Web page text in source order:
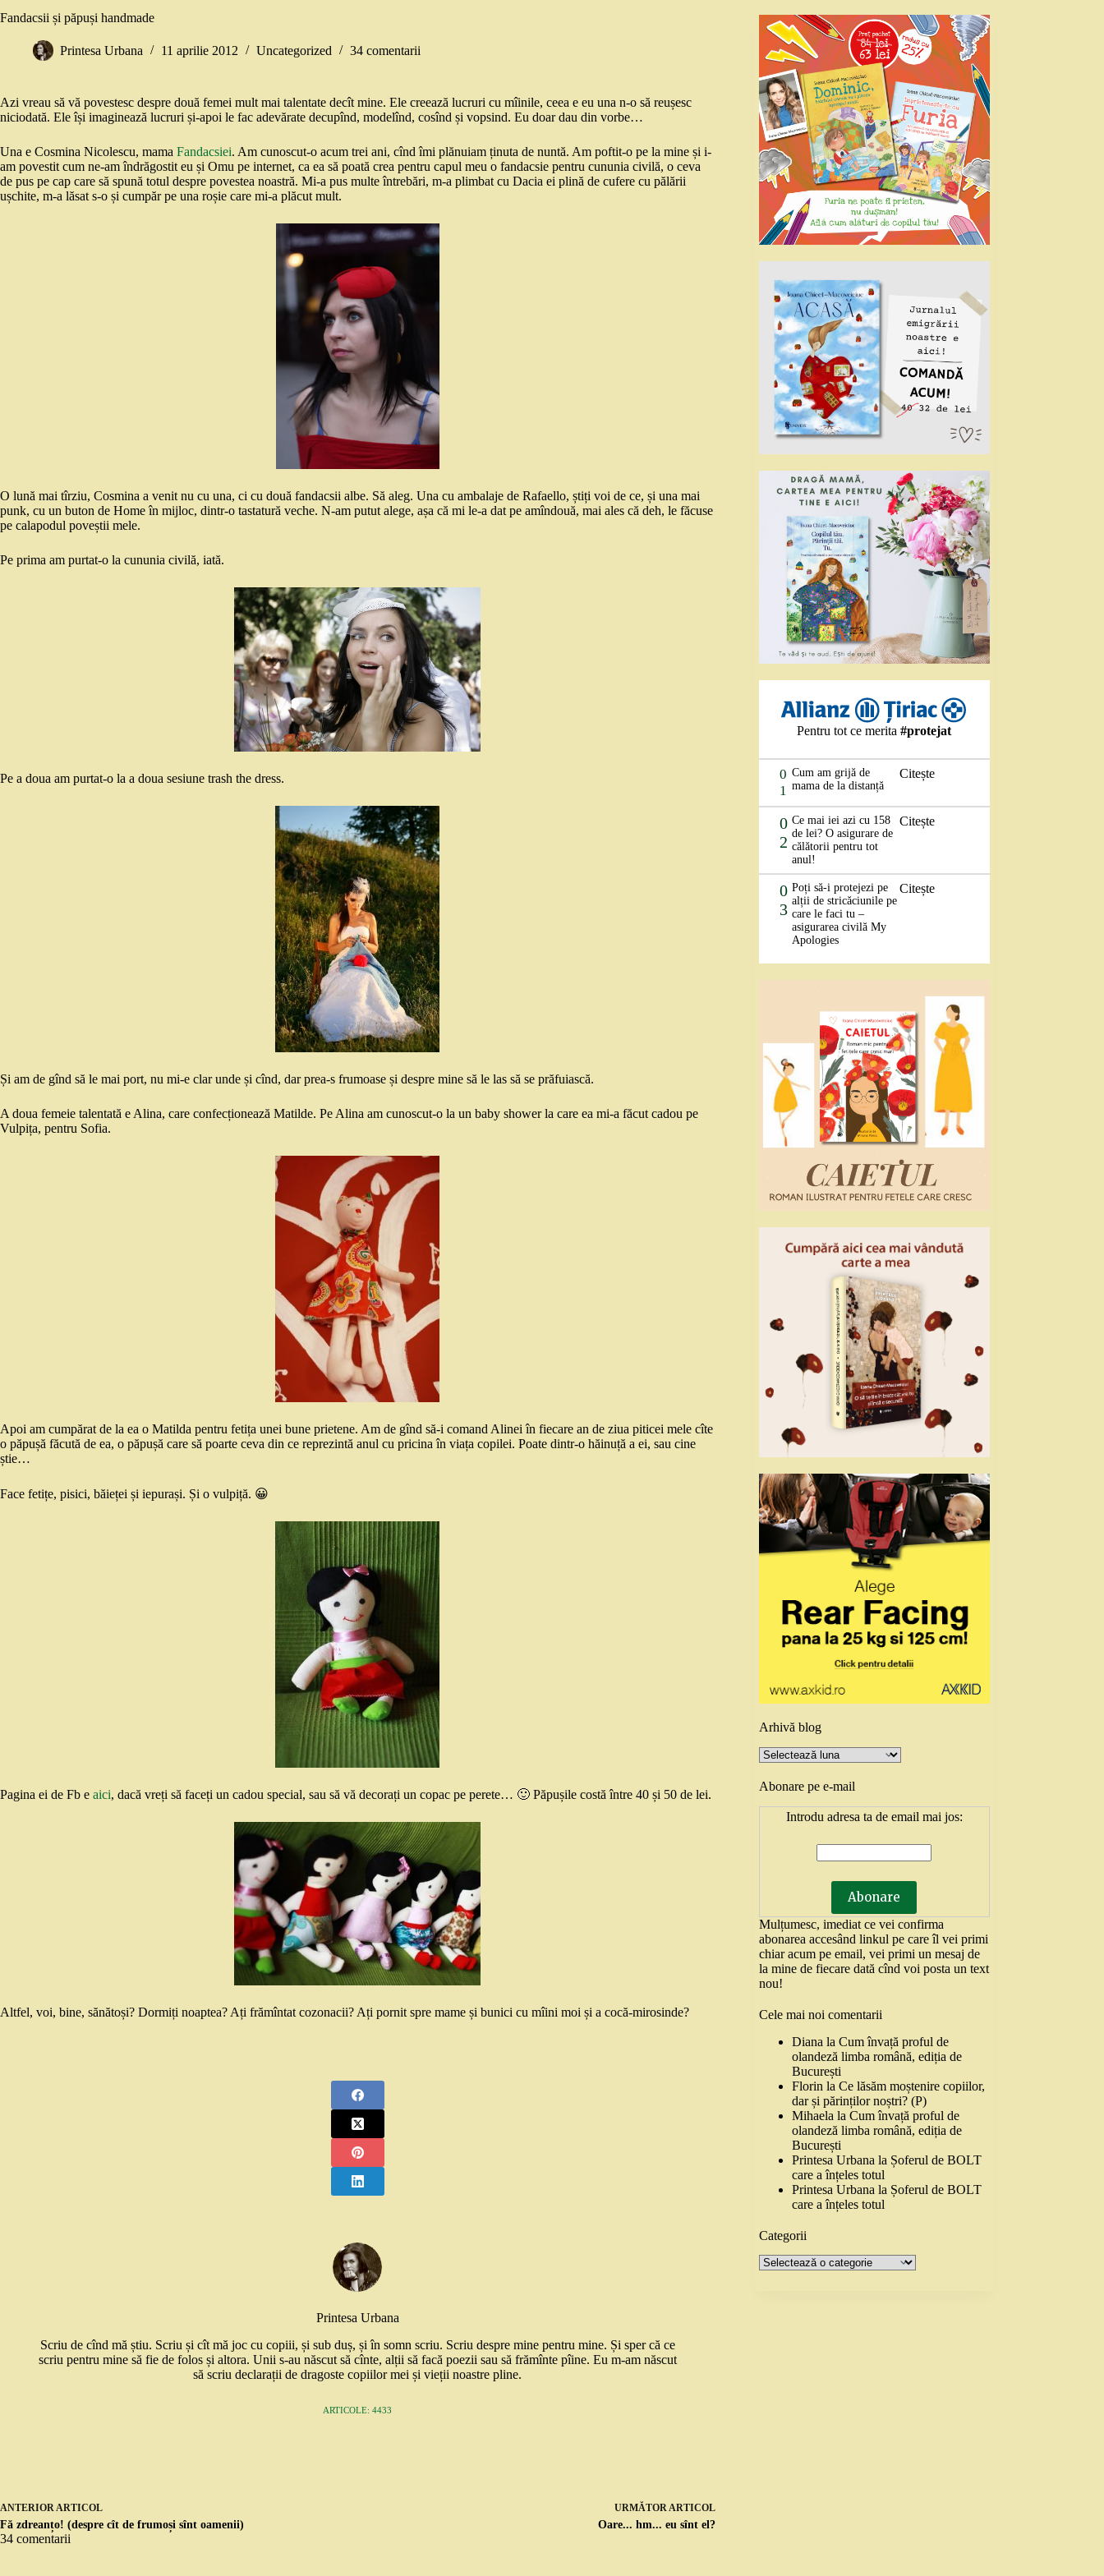
Fandacsii și păpuși handmade
Printesa Urbana 11 aprilie 2012 Uncategorized 34 comentarii
Azi vreau să vă povestesc despre două femei mult mai talentate decît mine. Ele creează lucruri cu mîinile, ceea e eu una n-o să reușesc
niciodată. Ele își imaginează lucruri și-apoi le fac adevărate decupînd, modelînd, cosînd și vopsind. Eu doar dau din vorbe…
Una e Cosmina Nicolescu, mama Fandacsiei. Am cunoscut-o acum trei ani, cînd îmi plănuiam ținuta de nuntă. Am poftit-o pe la mine și i-
am povestit cum ne-am îndrăgostit eu și Omu pe internet, ca ea să poată crea pentru capul meu o fandacsie pentru cununia civilă, o ceva
de pus pe cap care să spună totul despre povestea noastră. Mi-a pus multe întrebări, m-a plimbat cu Dacia ei plină de cufere cu pălării
ușchite, m-a lăsat s-o și cumpăr pe una roșie care mi-a plăcut mult.
O lună mai tîrziu, Cosmina a venit nu cu una, ci cu două fandacsii albe. Să aleg. Una cu ambalaje de Rafaello, știți voi de ce, și una mai
punk, cu un buton de Home în mijloc, dintr-o tastatură veche. N-am putut alege, așa că mi le-a dat pe amîndouă, mai ales că deh, le făcuse
pe calapodul poveștii mele.
Pe prima am purtat-o la cununia civilă, iată.
Pe a doua am purtat-o la a doua sesiune trash the dress.
Și am de gînd să le mai port, nu mi-e clar unde și cînd, dar prea-s frumoase și despre mine să le las să se prăfuiască.
A doua femeie talentată e Alina, care confecționează Matilde. Pe Alina am cunoscut-o la un baby shower la care ea mi-a făcut cadou pe
Vulpița, pentru Sofia.
Apoi am cumpărat de la ea o Matilda pentru fetița unei bune prietene. Am de gînd să-i comand Alinei în fiecare an de ziua piticei mele cîte
o păpușă făcută de ea, o păpușă care să poarte ceva din ce reprezintă anul cu pricina în viața copilei. Poate dintr-o hăinuță a ei, sau cine
știe…
Face fetițe, pisici, băieței și iepurași. Și o vulpiță. 😀
Pagina ei de Fb e aici, dacă vreți să faceți un cadou special, sau să vă decorați un copac pe perete… 🙂 Păpușile costă între 40 și 50 de lei.
Altfel, voi, bine, sănătoși? Dormiți noaptea? Ați frămîntat cozonacii? Ați pornit spre mame și bunici cu mîini moi și a cocă-mirosinde?
Printesa Urbana
Scriu de cînd mă știu. Scriu și cît mă joc cu copiii, și sub duș, și în somn scriu. Scriu despre mine pentru mine. Și sper că ce
scriu pentru mine să fie de folos și altora. Unii s-au născut să cînte, alții să facă poezii sau să frămînte pîine. Eu m-am născut
să scriu declarații de dragoste copiilor mei și vieții noastre pline.
ARTICOLE: 4433
ANTERIORARTICOL
Fă zdreanțo! (despre cît de frumoși sînt oamenii)
URMĂTORARTICOL
Oare... hm... eu sînt el?
34 comentarii
Pentru tot ce merita#protejat
0
1
Cum am grijă de
mama de la distanță
Citește
0
2
Ce mai iei azi cu 158
de lei? O asigurare de
călătorii pentru tot
anul!
Citește
0
3
Poți să-i protejezi pe
alții de stricăciunile pe
care le faci tu –
asigurarea civilă My
Apologies
Citește
Arhivă blog
Arhivă
blog
Abonare pe e-mail
Introdu adresa ta de email mai jos:
Mulțumesc, imediat ce vei confirma
abonarea accesând linkul pe care îl vei primi
chiar acum pe email, vei primi un mesaj de
la mine de fiecare dată cînd voi posta un text
nou!
Cele mai noi comentarii
Diana laCum învață proful de
olandeză limba română, ediția de
București
Florin laCe lăsăm moștenire copiilor,
dar și părinților noștri? (P)
Mihaela laCum învață proful de
olandeză limba română, ediția de
București
Printesa Urbana la Șoferul de BOLT
care a înțeles totul
Printesa Urbana la Șoferul de BOLT
care a înțeles totul
Categorii
Categorii